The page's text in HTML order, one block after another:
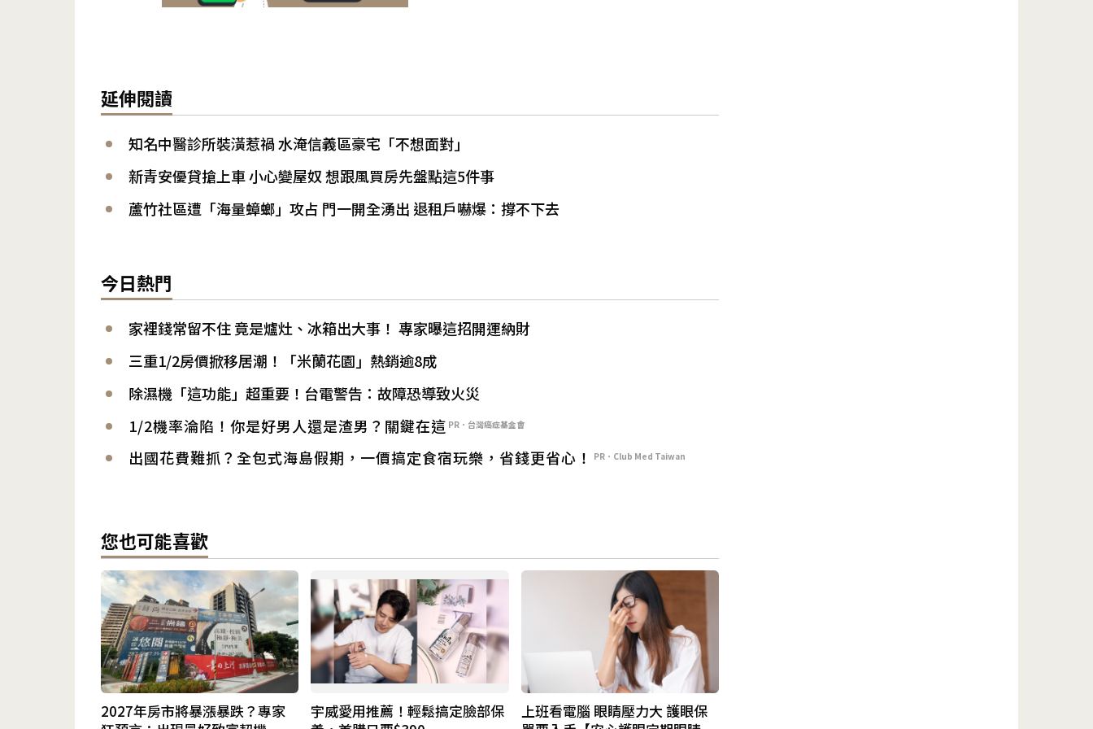
延伸閱讀
知名中醫診所裝潢惹禍 水淹信義區豪宅「不想面對」
新青安優貸搶上車 小心變屋奴 想跟風買房先盤點這5件事
蘆竹社區遭「海量蟑螂」攻占 門一開全湧出 退租戶嚇爆：撐不下去
今日熱門
家裡錢常留不住 竟是爐灶、冰箱出大事！ 專家曝這招開運納財
三重1/2房價掀移居潮！「米蘭花園」熱銷逾8成
除濕機「這功能」超重要！台電警告：故障恐導致火災
1/2機率淪陷！你是好男人還是渣男？關鍵在這 PR．台灣癌症基金會
出國花費難抓？全包式海島假期，一價搞定食宿玩樂，省錢更省心！ PR．Club Med Taiwan
您也可能喜歡
2027年房市將暴漲暴跌？專家
宇威愛用推薦！輕鬆搞定臉部保
上班看電腦 眼睛壓力大 護眼保